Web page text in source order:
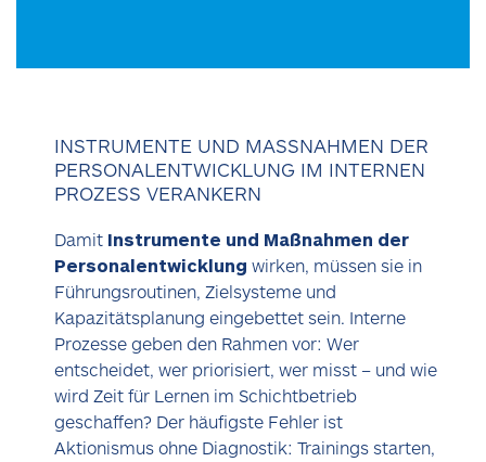
INSTRUMENTE UND MASSNAHMEN DER P
ERSONALENTWICKLUNG IM INTERNEN P
ROZESS VERANKERN
Damit Instrumente und Maßnahmen der
Personalentwicklung wirken, müssen sie in
Führungsroutinen, Zielsysteme und
Kapazitätsplanung eingebettet sein. Interne
Prozesse geben den Rahmen vor: Wer
entscheidet, wer priorisiert, wer misst – und wie
wird Zeit für Lernen im Schichtbetrieb
geschaffen? Der häufigste Fehler ist
Aktionismus ohne Diagnostik: Trainings starten,